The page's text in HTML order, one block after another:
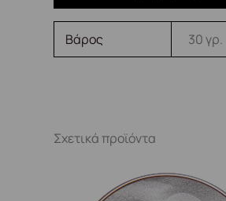
Βάρος 30 γρ.
Σχετικά προϊόντα